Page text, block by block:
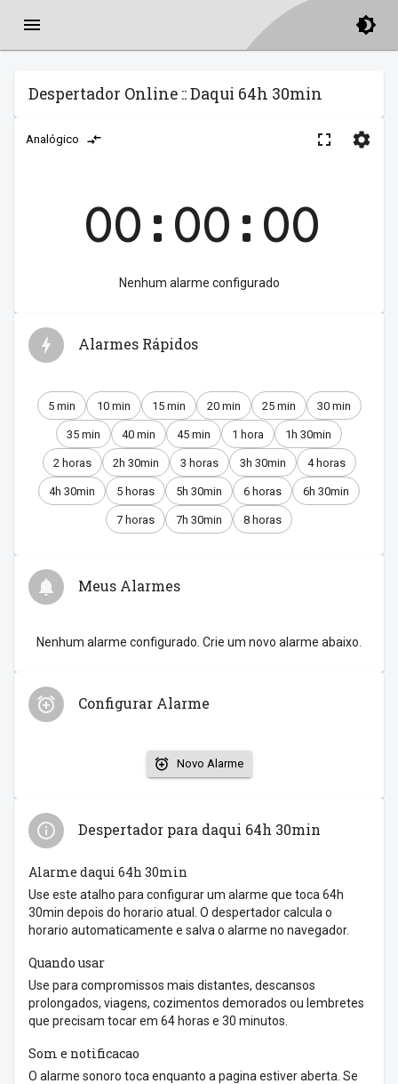
Despertador Online :: Daqui 64h 30min
Analógico
00:00:00
Nenhum alarme configurado
Alarmes Rápidos
5 min 10 min 15 min 20 min 25 min 30 min
35 min 40 min 45 min 1 hora 1h 30min
2 horas 2h 30min 3 horas 3h 30min 4 horas
4h 30min 5 horas 5h 30min 6 horas 6h 30min
7 horas 7h 30min 8 horas
Meus Alarmes
Nenhum alarme configurado. Crie um novo alarme abaixo.
Configurar Alarme
Novo Alarme
Despertador para daqui 64h 30min
Alarme daqui 64h 30min
Use este atalho para configurar um alarme que toca 64h
30min depois do horario atual. O despertador calcula o
horario automaticamente e salva o alarme no navegador.
Quando usar
Use para compromissos mais distantes, descansos
prolongados, viagens, cozimentos demorados ou lembretes
que precisam tocar em 64 horas e 30 minutos.
Som e notificacao
O alarme sonoro toca enquanto a pagina estiver aberta. Se